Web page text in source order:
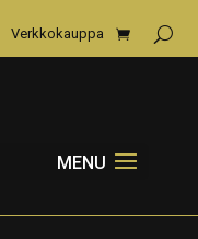
Verkkokauppa